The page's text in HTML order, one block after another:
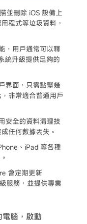
並刪除 iOS 設備上
程式等垃圾資料，
，用戶通常可以釋
統升級提供足夠的
界面，只需點擊幾
非常適合普通用戶
安全的資料清理技
任何數據丟失。
、iPad 等各種
會定期更新
服務，並提供專業
腦，啟動